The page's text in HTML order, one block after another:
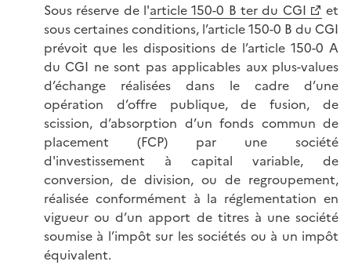
Sous réserve de l'article 150-0 B ter du CGI
et
sous certaines conditions, l’article 150-0 B du CGI
prévoit que les dispositions de l’article 150-0 A
du CGI ne sont pas applicables aux plus-values
d’échange réalisées dans le cadre d’une
opération d’offre publique, de fusion, de
scission, d’absorption d’un fonds commun de
placement (FCP) par une société
d'investissement à capital variable, de
conversion, de division, ou de regroupement,
réalisée conformément à la réglementation en
vigueur ou d’un apport de titres à une société
soumise à l’impôt sur les sociétés ou à un impôt
équivalent.